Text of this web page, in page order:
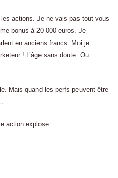
actions. Je ne vais pas tout vous
bonus à 20 000 euros. Je
en anciens francs. Moi je
! L’âge sans doute. Ou
Mais quand les perfs peuvent être
action explose.